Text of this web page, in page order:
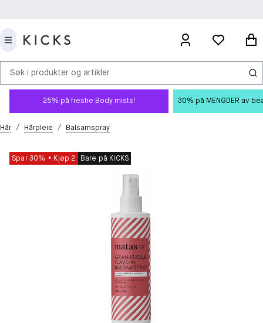
Søk i produkter og artikler
25% på freshe Body mists! 30% på MENGDER av
Hår / Hårpleie / Balsamspray
Spar 30% Kjøp 2 Bare på KICKS